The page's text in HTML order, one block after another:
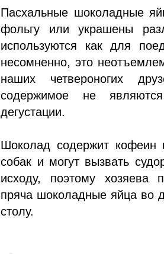
Пасхальные шоколадные
фольгу или украшены
используются как для
несомненно, это
наших четвероногих
содержимое не
дегустации.
Шоколад содержит кофеин
собак и могут вызвать
исходу, поэтому хозяева
пряча шоколадные яйца во
столу.